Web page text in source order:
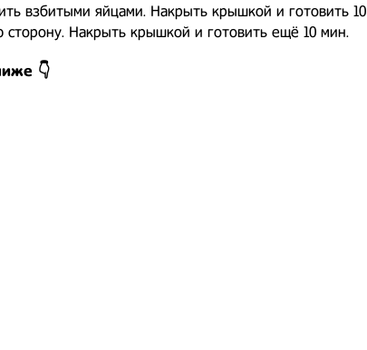
взбитыми яйцами. Накрыть крышкой и готовить 10
Накрыть крышкой и готовить ещё 10 мин.
👇